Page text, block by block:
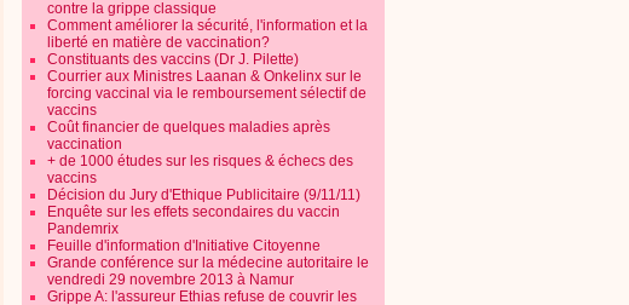
contre la grippe classique
Comment améliorer la sécurité, l'information et la
liberté en matière de vaccination?
Constituants des vaccins (Dr J. Pilette)
Courrier aux Ministres Laanan & Onkelinx sur le
forcing vaccinal via le remboursement sélectif de
vaccins
Coût financier de quelques maladies après
vaccination
+ de 1000 études sur les risques & échecs des
vaccins
Décision du Jury d'Ethique Publicitaire (9/11/11)
Enquête sur les effets secondaires du vaccin
Pandemrix
Feuille d'information d'Initiative Citoyenne
Grande conférence sur la médecine autoritaire le
vendredi 29 novembre 2013 à Namur
Grippe A: l'assureur Ethias refuse de couvrir les